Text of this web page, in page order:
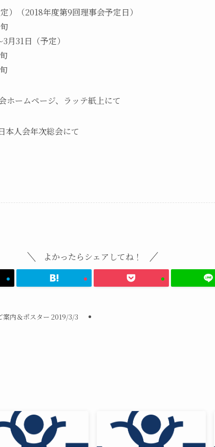
）（2018年度第9回理事会予定日）
旬
月31日（予定）
ームページ、ラッテ紙上にて
人会年次総会にて
よかったらシェアしてね！
案内＆ポスター 2019/3/3